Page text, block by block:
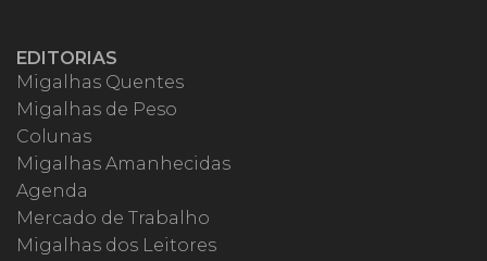
EDITORIAS
Migalhas Quentes
Migalhas de Peso
Colunas
Migalhas Amanhecidas
Agenda
Mercado de Trabalho
Migalhas dos Leitores